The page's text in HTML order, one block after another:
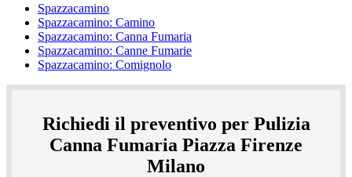
Spazzacamino
Spazzacamino: Camino
Spazzacamino: Canna Fumaria
Spazzacamino: Canne Fumarie
Spazzacamino: Comignolo
Richiedi il preventivo per Pulizia
Canna Fumaria Piazza Firenze
Milano